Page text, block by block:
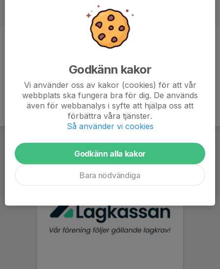
Tränare
Godkänn kakor
Vi använder oss av kakor (cookies) för att vår
webbplats ska fungera bra för dig. De används
även för webbanalys i syfte att hjälpa oss att
förbättra våra tjänster.
Så använder vi cookies
Godkänn alla kakor
Bara nödvändiga